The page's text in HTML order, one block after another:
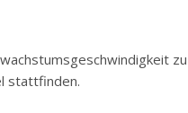
stattfinden.